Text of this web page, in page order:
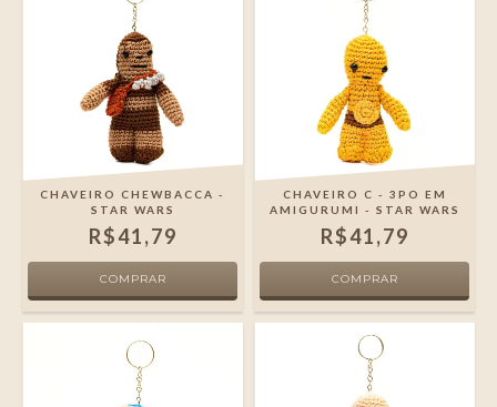
CHAVEIRO CHEWBACCA -
STAR WARS
R$41,79
CHAVEIRO C - 3PO EM
AMIGURUMI - STAR WARS
R$41,79